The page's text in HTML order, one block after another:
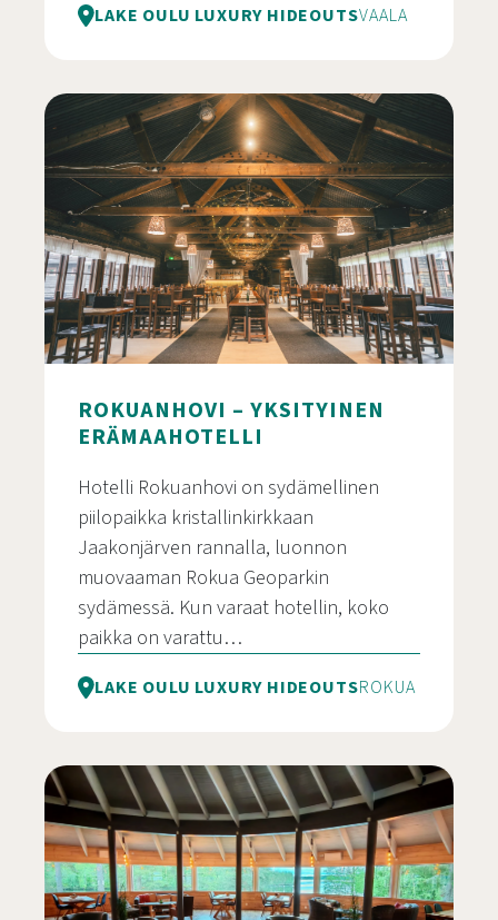
LAKE OULU LUXURY HIDEOUTSVAALA
ROKUANHOVI – YKSITYINEN
ERÄMAAHOTELLI
Hotelli Rokuanhovi on sydämellinen
piilopaikka kristallinkirkkaan
Jaakonjärven rannalla, luonnon
muovaaman Rokua Geoparkin
sydämessä. Kun varaat hotellin, koko
paikka on varattu…
LAKE OULU LUXURY HIDEOUTSROKUA